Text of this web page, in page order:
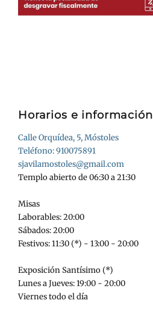
Horarios e información
Calle Orquídea, 5, Móstoles
Teléfono: 910075891
sjavilamostoles@gmail.com
Templo abierto de 06:30 a 21:30
Misas
Laborables: 20:00
Sábados: 20:00
Festivos: 11:30 (*) - 13:00 - 20:00
Exposición Santísimo (*)
Lunes a Jueves: 19:00 - 20:00
Viernes todo el día